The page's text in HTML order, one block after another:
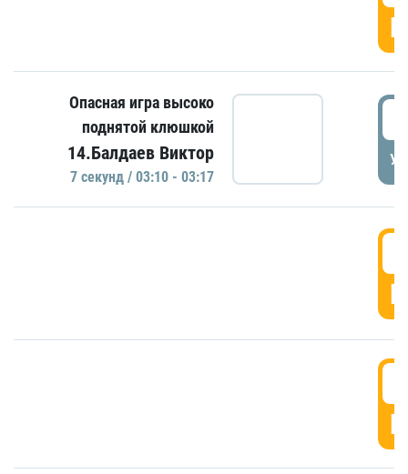
Опасная игра высоко
поднятой клюшкой
14.Балдаев Виктор
7 секунд / 03:10 - 03:17